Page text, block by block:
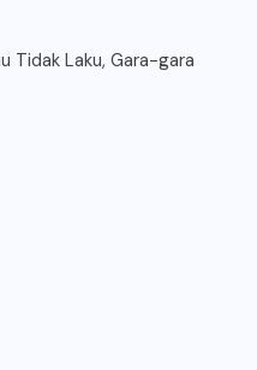
Tidak Laku, Gara-gara